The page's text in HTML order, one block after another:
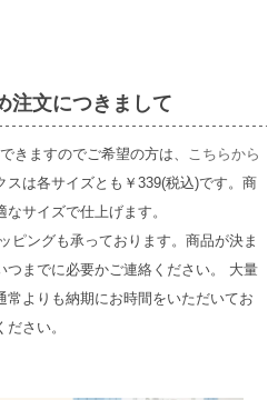
注文につきまして
きますのでご希望の方は、
こちらから
スは各サイズとも￥339(税込)です。商
サイズで仕上げます。
ピングも承っております。商品が決ま
つまでに必要かご連絡ください。 大量
よりも納期にお時間をいただいてお
さい。